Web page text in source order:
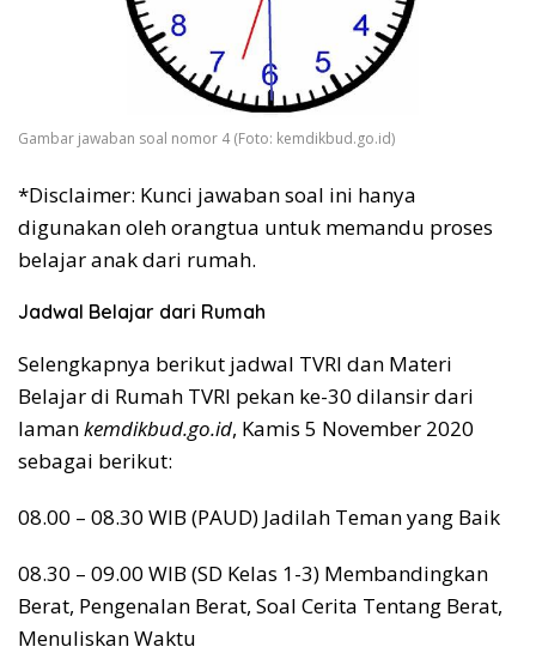
Gambar jawaban soal nomor 4 (Foto: kemdikbud.go.id)
*Disclaimer: Kunci jawaban soal ini hanya
digunakan oleh orangtua untuk memandu proses
belajar anak dari rumah.
Jadwal Belajar dari Rumah
Selengkapnya berikut jadwal TVRI dan Materi
Belajar di Rumah TVRI pekan ke-30 dilansir dari
lamankemdikbud.go.id, Kamis 5 November 2020
sebagai berikut:
08.00 – 08.30 WIB (PAUD) Jadilah Teman yang Baik
08.30 – 09.00 WIB (SD Kelas 1-3) Membandingkan
Berat, Pengenalan Berat, Soal Cerita Tentang Berat,
Menuliskan Waktu